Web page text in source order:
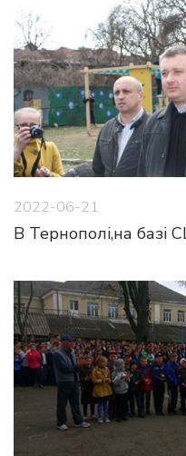
2022-06-21
В Тернополі,на базі